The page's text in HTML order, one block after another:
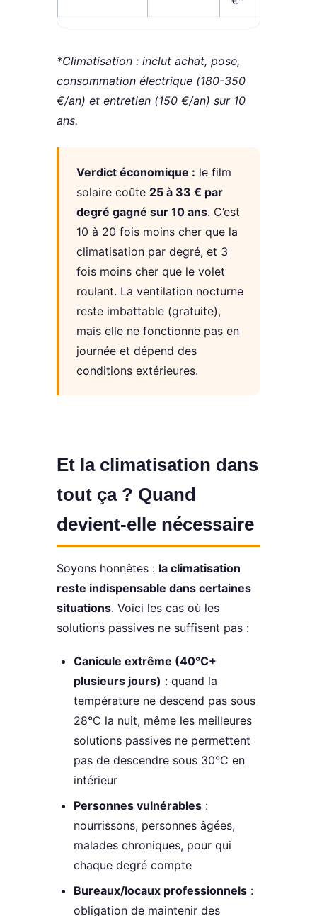
*Climatisation : inclut achat, pose,
consommation électrique (180-350
€/an) et entretien (150 €/an) sur 10
ans.
Verdict économique : le film
solaire coûte 25 à 33 € par
degré gagné sur 10 ans. C’est
10 à 20 fois moins cher que la
climatisation par degré, et 3
fois moins cher que le volet
roulant. La ventilation nocturne
reste imbattable (gratuite),
mais elle ne fonctionne pas en
journée et dépend des
conditions extérieures.
Et la climatisation dans
tout ça ? Quand
devient-elle nécessaire
Soyons honnêtes : la climatisation
reste indispensable dans certaines
situations. Voici les cas où les
solutions passives ne suffisent pas :
Canicule extrême (40°C+
plusieurs jours) : quand la
température ne descend pas sous
28°C la nuit, même les meilleures
solutions passives ne permettent
pas de descendre sous 30°C en
intérieur
Personnes vulnérables :
nourrissons, personnes âgées,
malades chroniques, pour qui
chaque degré compte
Bureaux/locaux professionnels :
obligation de maintenir des